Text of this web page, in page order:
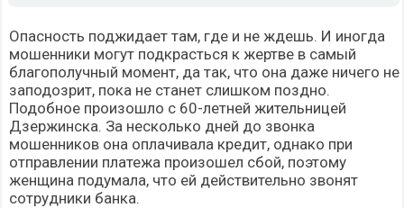
Опасность поджидает там, где и не ждешь. И иногда
мошенники могут подкрасться к жертве в самый
благополучный момент, да так, что она даже ничего не
заподозрит, пока не станет слишком поздно.
Подобное произошло с 60-летней жительницей
Дзержинска. За несколько дней до звонка
мошенников она оплачивала кредит, однако при
отправлении платежа произошел сбой, поэтому
женщина подумала, что ей действительно звонят
сотрудники банка.